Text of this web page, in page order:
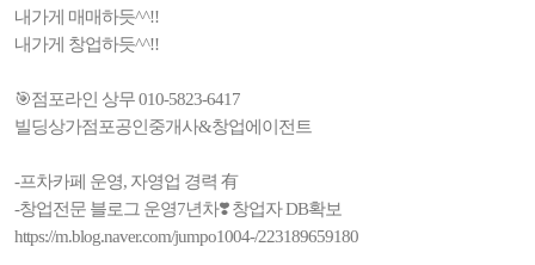
내가게 매매하듯^^!!
내가게 창업하듯^^!!
🎯점포라인 상무 010-5823-6417
빌딩상가점포공인중개사&창업에이전트
-프차카페 운영, 자영업 경력 有
-창업전문 블로그 운영7년차❣️ 창업자 DB확보
https://m.blog.naver.com/jumpo1004-/223189659180